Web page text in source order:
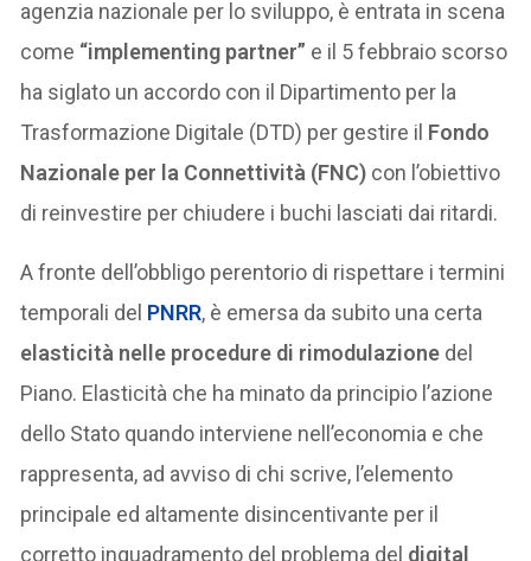
agenzia nazionale per lo sviluppo, è entrata in scena
come “implementing partner” e il 5 febbraio scorso
ha siglato un accordo con il Dipartimento per la
Trasformazione Digitale (DTD) per gestire il Fondo
Nazionale per la Connettività (FNC) con l’obiettivo
di reinvestire per chiudere i buchi lasciati dai ritardi.
A fronte dell’obbligo perentorio di rispettare i termini
temporali del PNRR, è emersa da subito una certa
elasticità nelle procedure di rimodulazione del
Piano. Elasticità che ha minato da principio l’azione
dello Stato quando interviene nell’economia e che
rappresenta, ad avviso di chi scrive, l’elemento
principale ed altamente disincentivante per il
corretto inquadramento del problema del digital